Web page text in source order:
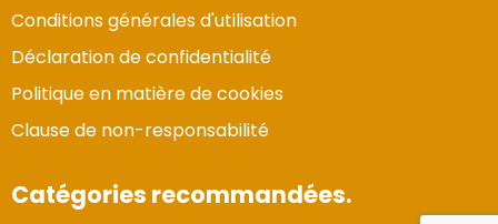
Conditions générales d'utilisation
Déclaration de confidentialité
Politique en matière de cookies
Clause de non-responsabilité
Catégories recommandées.